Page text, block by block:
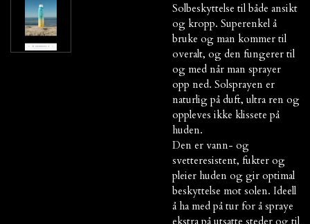
Solbeskyttelse til både ansikt
og kropp. Superenkel å
bruke og man kommer til
overalt, og den fungerer til
og med når man sprayer
opp ned. Solsprayen er
naturlig på duft, ultra ren og
oppleves ikke klissete på
huden.
Den er vann- og
svetteresistent, fukter og
pleier huden og gir optimal
beskyttelse mot solen. Ideell
å ha med på tur for å spraye
ekstra på utsatte steder og til